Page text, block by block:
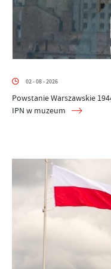
02 - 08 - 2026
Powstanie Warszawskie
IPN w muzeum